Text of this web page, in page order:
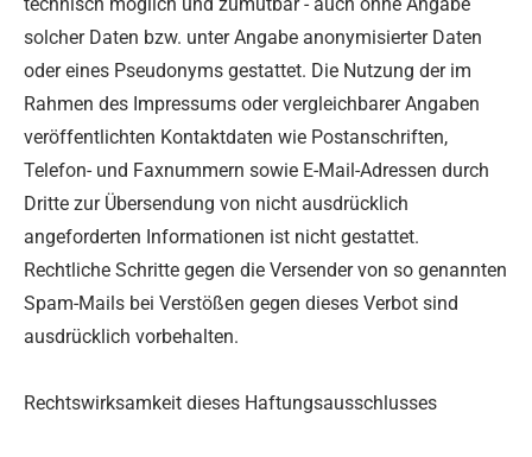
solcher Daten bzw. unter Angabe anonymisierter Daten
oder eines Pseudonyms gestattet. Die Nutzung der im
Rahmen des Impressums oder vergleichbarer Angaben
veröffentlichten Kontaktdaten wie Postanschriften,
Telefon- und Faxnummern sowie E-Mail-Adressen durch
Dritte zur Übersendung von nicht ausdrücklich
angeforderten Informationen ist nicht gestattet.
Rechtliche Schritte gegen die Versender von so genannten
Spam-Mails bei Verstößen gegen dieses Verbot sind
ausdrücklich vorbehalten.
Rechtswirksamkeit dieses Haftungsausschlusses